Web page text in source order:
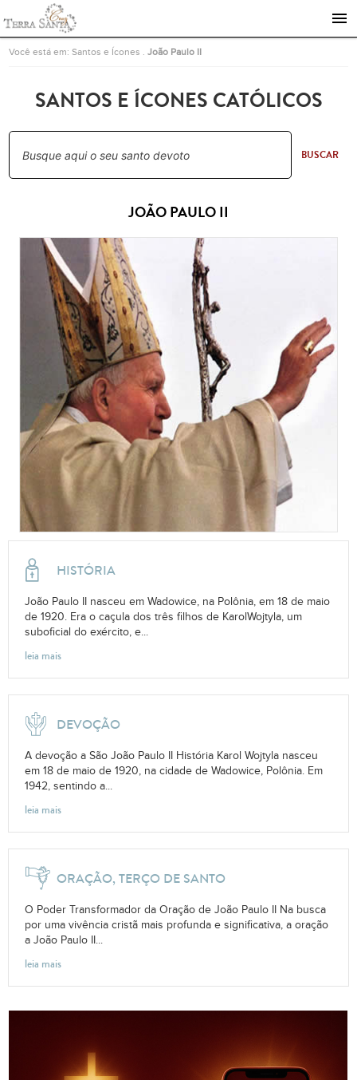
Ir para a página inicial
Você está em:Santos e Ícones .João Paulo II
SANTOS E ÍCONES CATÓLICOS
BUSCAR
JOÃO PAULO II
HISTÓRIA
João Paulo II nasceu em Wadowice, na Polônia, em 18 de maio
de 1920. Era o caçula dos três filhos de KarolWojtyla, um
suboficial do exército, e...
leia mais
DEVOÇÃO
A devoção a São João Paulo II História Karol Wojtyla nasceu
em 18 de maio de 1920, na cidade de Wadowice, Polônia. Em
1942, sentindo a...
leia mais
ORAÇÃO, TERÇO DE SANTO
O Poder Transformador da Oração de João Paulo II Na busca
por uma vivência cristã mais profunda e significativa, a oração
a João Paulo II...
leia mais